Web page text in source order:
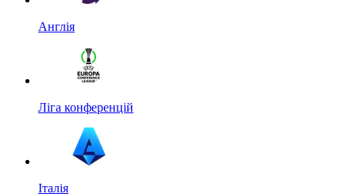
Англія
Ліга конференцій
Італія